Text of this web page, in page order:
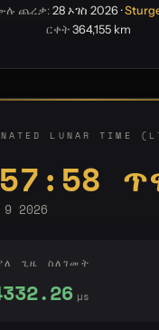
ጨረቃ:28 ኦገስ 2026 ·
ርቀት 364,155 km
LUNAR TIME
2026
ጊዜ ስለገመት
µs